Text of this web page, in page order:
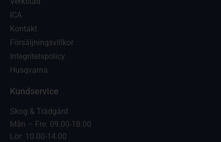
ICA
Kontakt
Försäljningsvillkor
Integritetspolicy
Husqvarna
Kundservice
Skog & Trädgård
Mån – Fre: 09.00-18.00
Lör: 10.00-14.00